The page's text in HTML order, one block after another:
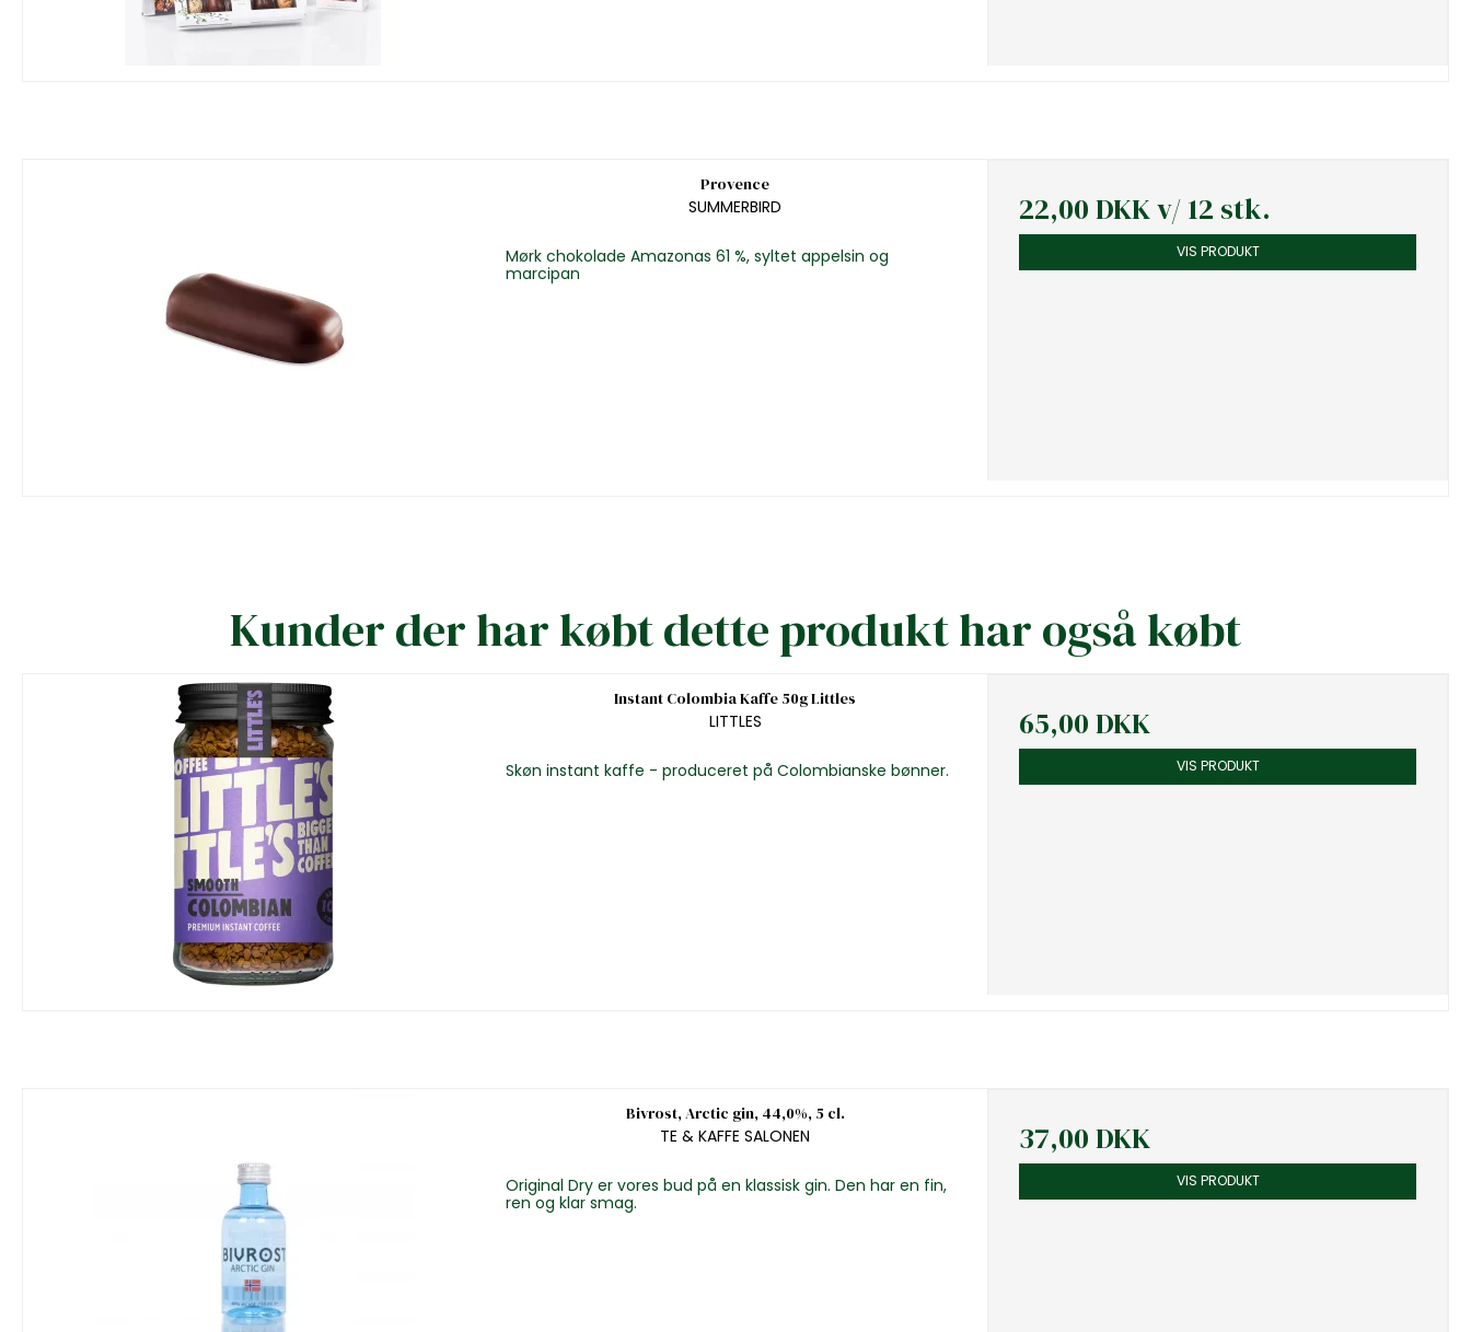
Provence
SUMMERBIRD
Mørk chokolade Amazonas 61 %, syltet appelsin og
marcipan
22,00 DKKv/ 12 stk.
VIS PRODUKT
Kunder der har købt dette produkt har også købt
Instant Colombia Kaffe 50g Littles
LITTLES
Skøn instant kaffe - produceret på Colombianske bønner.
65,00 DKK
VIS PRODUKT
Bivrost, Arctic gin, 44,0%, 5 cl.
TE & KAFFE SALONEN
Original Dry er vores bud på en klassisk gin. Den har en fin,
ren og klar smag.
37,00 DKK
VIS PRODUKT